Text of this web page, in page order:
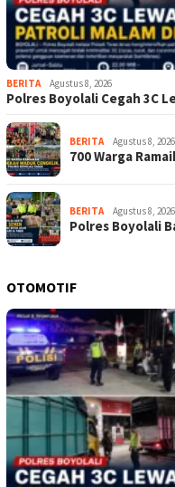
BERITA Agustus 8, 2026
Polres Boyolali Cegah 3C
BERITA Agustus 8, 2026
700 Warga
BERITA Agustus 8, 2026
Polres Boyolali
OTOMOTIF